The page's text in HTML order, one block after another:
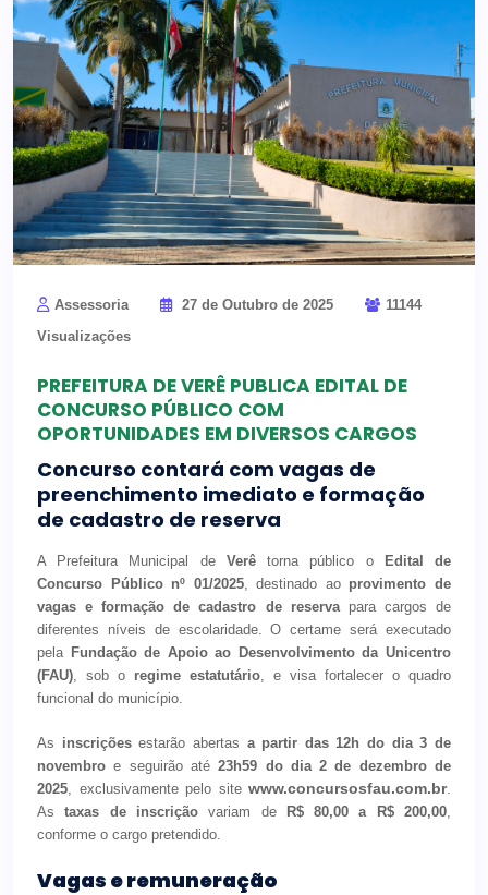
Assessoria 27 de Outubro de 2025
11144
Visualizações
PREFEITURA DE VERÊ PUBLICA EDITAL DE
CONCURSO PÚBLICO COM
OPORTUNIDADES EM DIVERSOS CARGOS
Concurso contará com vagas de
preenchimento imediato e formação
de cadastro de reserva
A Prefeitura Municipal de Verêtorna público o
Edital de
Concurso Público nº 01/2025, destinado ao provimento de
vagas e formação de cadastro de reservapara cargos de
diferentes níveis de escolaridade. O certame será executado
pela Fundação de Apoio ao Desenvolvimento da Unicentro
(FAU), sob o regime estatutário, e visa fortalecer o quadro
funcional do município.
As inscriçõesestarão abertas a partir das 12h do dia 3 de
novembro e seguirão até23h59 do dia 2 de dezembro de
2025, exclusivamente pelo site www.concursosfau.com.br.
Astaxas de inscriçãovariam de R$ 80,00 a R$ 200,00,
conforme o cargo pretendido.
Vagas e remuneração